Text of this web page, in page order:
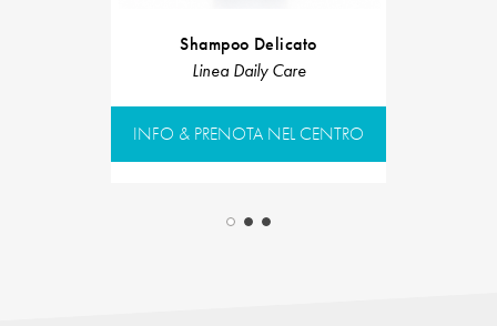
Shampoo Delicato
Linea Daily Care
INFO & PRENOTA NEL CENTRO